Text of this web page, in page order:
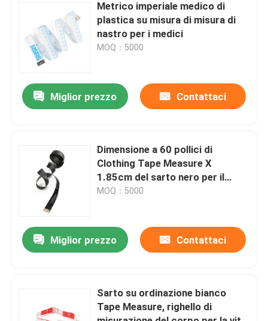
Circa noi
Giro della fabbrica
Contattici
Richieda una citazione
Misura di nastro dell'abbigliamento
Misura di nastro di cucito personale
Metrico imperiale medico di
plastica su misura di misura di
nastro per i medici
MOQ：5000
Miglior prezzo Contattaci
Dimensione a 60 pollici di
Clothing Tape Measure X
1.85cm del sarto nero per il
vestito nuziale
MOQ：5000
Miglior prezzo Contattaci
Sarto su ordinazione bianco
Tape Measure, righello di